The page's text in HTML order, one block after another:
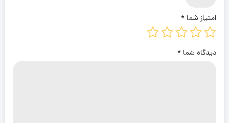
امتیاز شما *
دیدگاه شما *